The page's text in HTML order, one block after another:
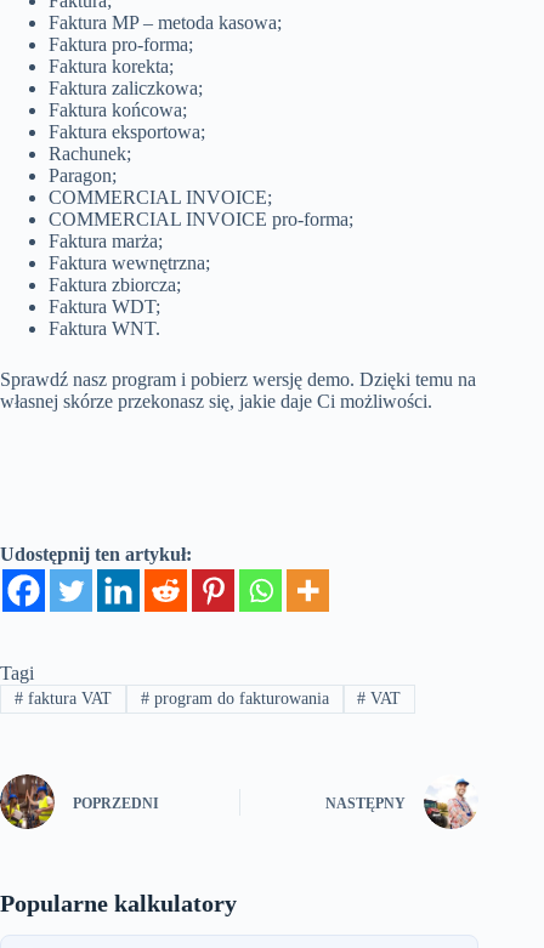
Faktura MP – metoda kasowa;
Faktura pro-forma;
Faktura korekta;
Faktura zaliczkowa;
Faktura końcowa;
Faktura eksportowa;
Rachunek;
Paragon;
COMMERCIAL INVOICE;
COMMERCIAL INVOICE pro-forma;
Faktura marża;
Faktura wewnętrzna;
Faktura zbiorcza;
Faktura WDT;
Faktura WNT.
Sprawdź nasz program i pobierz wersję demo. Dzięki temu na
własnej skórze przekonasz się, jakie daje Ci możliwości.
Udostępnij ten artykuł:
Tagi
#faktura VAT #program do fakturowania # VAT
POPRZEDNI NASTĘPNY
Popularne kalkulatory